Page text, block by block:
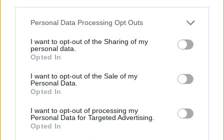
Personal Data Processing Opt Outs
I want to opt-out of the Sharing of my
personal data.
Opted In
I want to opt-out of the Sale of my
Personal Data.
Opted In
I want to opt-out of processing my
Personal Data for Targeted Advertising.
Opted In
Ώρα να μπερδευτούμε ξανά: Γυρίζουμε τα
ρολόγια μία ώρα πίσω γιατί… έτσι συνηθίσαμε
16.10.25